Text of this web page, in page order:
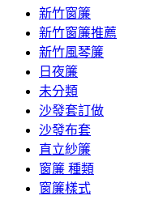
新竹窗簾
新竹窗簾推薦
新竹風琴簾
日夜簾
未分類
沙發套訂做
沙發布套
直立紗簾
窗簾 種類
窗簾樣式